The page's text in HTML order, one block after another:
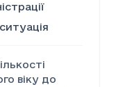
віку до